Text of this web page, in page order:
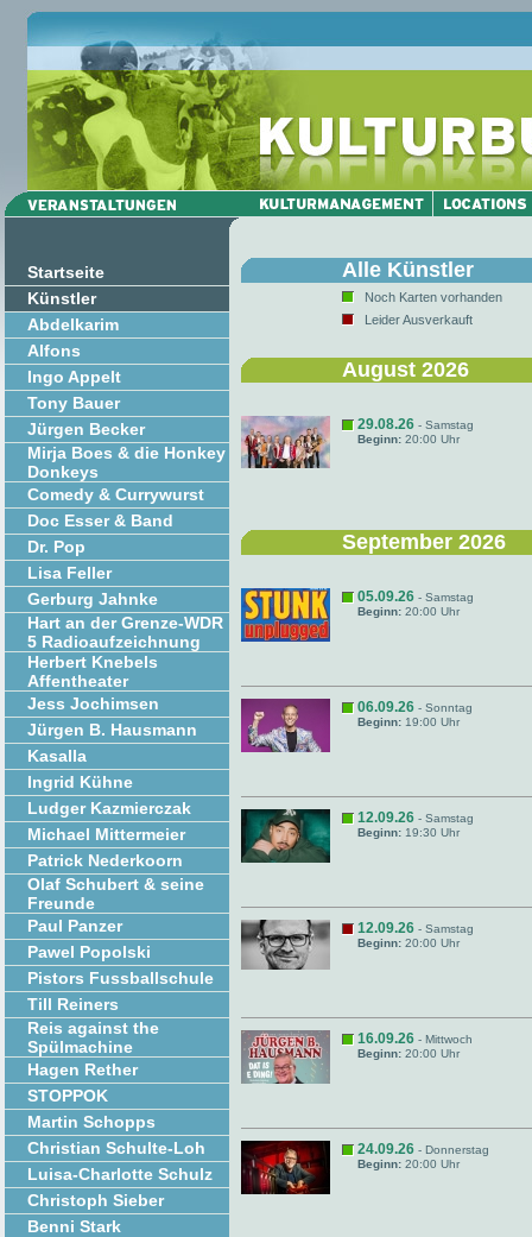
Startseite
Künstler
Abdelkarim
Alfons
Ingo Appelt
Tony Bauer
Jürgen Becker
Mirja Boes & die Honkey
Donkeys
Comedy & Currywurst
Doc Esser & Band
Dr. Pop
Lisa Feller
Gerburg Jahnke
Hart an der Grenze-WDR
5 Radioaufzeichnung
Herbert Knebels
Affentheater
Jess Jochimsen
Jürgen B. Hausmann
Kasalla
Ingrid Kühne
Ludger Kazmierczak
Michael Mittermeier
Patrick Nederkoorn
Olaf Schubert & seine
Freunde
Paul Panzer
Pawel Popolski
Pistors Fussballschule
Till Reiners
Reis against the
Spülmachine
Hagen Rether
STOPPOK
Martin Schopps
Christian Schulte-Loh
Luisa-Charlotte Schulz
Christoph Sieber
Benni Stark
Alle Künstler
Noch Karten vorhanden
Leider Ausverkauft
August 2026
29.08.26 - Samstag
Beginn: 20:00 Uhr
September 2026
05.09.26 - Samstag
Beginn: 20:00 Uhr
06.09.26 - Sonntag
Beginn: 19:00 Uhr
12.09.26 - Samstag
Beginn: 19:30 Uhr
12.09.26 - Samstag
Beginn: 20:00 Uhr
16.09.26 - Mittwoch
Beginn: 20:00 Uhr
24.09.26 - Donnerstag
Beginn: 20:00 Uhr